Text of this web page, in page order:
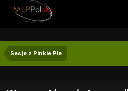
Sesje z Pinkie Pie